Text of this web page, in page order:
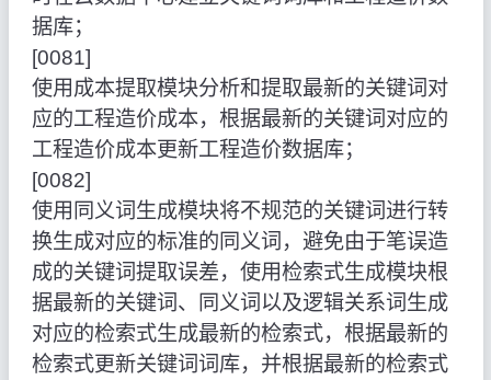
据库；
[0081]
使用成本提取模块分析和提取最新的关键词对
应的工程造价成本，根据最新的关键词对应的
工程造价成本更新工程造价数据库；
[0082]
使用同义词生成模块将不规范的关键词进行转
换生成对应的标准的同义词，避免由于笔误造
成的关键词提取误差，使用检索式生成模块根
据最新的关键词、同义词以及逻辑关系词生成
对应的检索式生成最新的检索式，根据最新的
检索式更新关键词词库，并根据最新的检索式